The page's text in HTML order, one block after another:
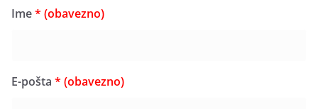
Ime* (obavezno)
E-pošta * (obavezno)